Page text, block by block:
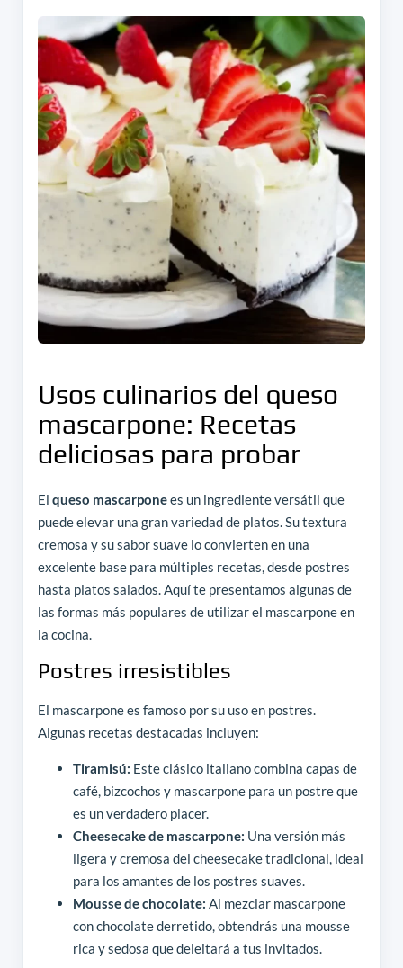
Usos culinarios del queso
mascarpone: Recetas
deliciosas para probar
El queso mascarponees un ingrediente versátil que
puede elevar una gran variedad de platos. Su textura
cremosa y su sabor suave lo convierten en una
excelente base para múltiples recetas, desde postres
hasta platos salados. Aquí te presentamos algunas de
las formas más populares de utilizar el mascarpone en
la cocina.
Postres irresistibles
El mascarpone es famoso por su uso en postres.
Algunas recetas destacadas incluyen:
Tiramisú: Este clásico italiano combina capas de
café, bizcochos y mascarpone para un postre que
es un verdadero placer.
Cheesecake de mascarpone: Una versión más
ligera y cremosa del cheesecake tradicional, ideal
para los amantes de los postres suaves.
Mousse de chocolate: Al mezclar mascarpone
con chocolate derretido, obtendrás una mousse
rica y sedosa que deleitará a tus invitados.